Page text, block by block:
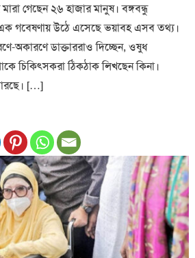
গেছেন ২৬ হাজার মানুষ। বঙ্গবন্ধু
এক গবেষণায় উঠে এসেছে ভয়াবহ এসব তথ্য।
অকারণে ডাক্তাররাও দিচ্ছেন, ওষুধ
চিকিৎসকরা ঠিকঠাক লিখছেন কিনা।
[…]